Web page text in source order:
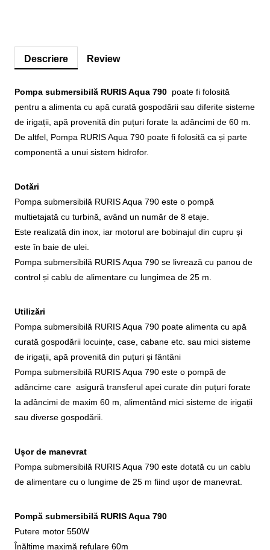
Descriere Review
Pompa submersibilă RURIS Aqua 790 poate fi folosită
pentru a alimenta cu apă curată gospodării sau diferite sisteme
de irigații, apă provenită din puțuri forate la adâncimi de 60 m.
De altfel, Pompa RURIS Aqua 790 poate fi folosită ca și parte
componentă a unui sistem hidrofor.
Dotări
Pompa submersibilă RURIS Aqua 790 este o pompă
multietajată cu turbină, având un număr de 8 etaje.
Este realizată din inox, iar motorul are bobinajul din cupru și
este în baie de ulei.
Pompa submersibilă RURIS Aqua 790 se livrează cu panou de
control și cablu de alimentare cu lungimea de 25 m.
Utilizări
Pompa submersibilă RURIS Aqua 790 poate alimenta cu apă
curată gospodării locuințe, case, cabane etc. sau mici sisteme
de irigații, apă provenită din puțuri și fântâni
Pompa submersibilă RURIS Aqua 790 este o pompă de
adâncime care asigură transferul apei curate din puțuri forate
la adâncimi de maxim 60 m, alimentând mici sisteme de irigații
sau diverse gospodării.
Ușor de manevrat
Pompa submersibilă RURIS Aqua 790 este dotată cu un cablu
de alimentare cu o lungime de 25 m fiind ușor de manevrat.
Pompă submersibilă RURIS Aqua 790
Putere motor 550W
Înălțime maximă refulare 60m